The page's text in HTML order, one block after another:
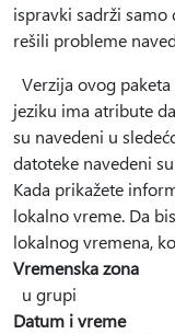
ispravki sadrži
rešili probleme
Verzija ovog
jeziku ima atribute
su navedeni u
datoteke navedeni
Kada prikažete
lokalno vreme. Da
lokalnog vremena,
Vremenska zona
u grupi
Datum i vreme